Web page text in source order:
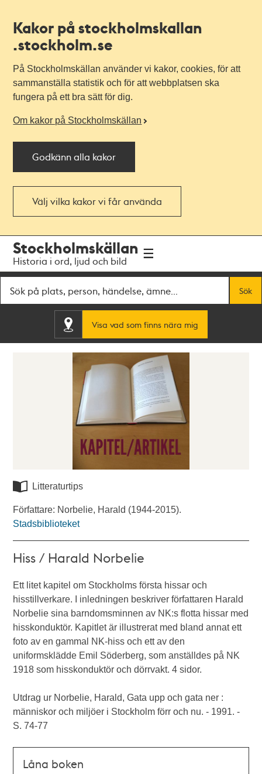
Kakor på stockholmskallan
.stockholm.se
På Stockholmskällan använder vi kakor, cookies, för att
sammanställa statistik och för att webbplatsen ska
fungera på ett bra sätt för dig.
Om kakor på Stockholmskällan
Godkänn alla kakor
Välj vilka kakor vi får använda
navigationen
huvudinnehållet
Stockholmskällan
Historia i ord, ljud och bild
Sök
Visa vad som finns nära mig
Litteraturtips
Författare: Norbelie, Harald (1944-2015).
Stadsbiblioteket
Hiss / Harald Norbelie
Ett litet kapitel om Stockholms första hissar och
hisstillverkare. I inledningen beskriver författaren Harald
Norbelie sina barndomsminnen av NK:s flotta hissar med
hisskonduktör. Kapitlet är illustrerat med bland annat ett
foto av en gammal NK-hiss och ett av den
uniformsklädde Emil Söderberg, som anställdes på NK
1918 som hisskonduktör och dörrvakt. 4 sidor.
Utdrag ur Norbelie, Harald, Gata upp och gata ner :
människor och miljöer i Stockholm förr och nu. - 1991. -
S. 74-77
Låna boken